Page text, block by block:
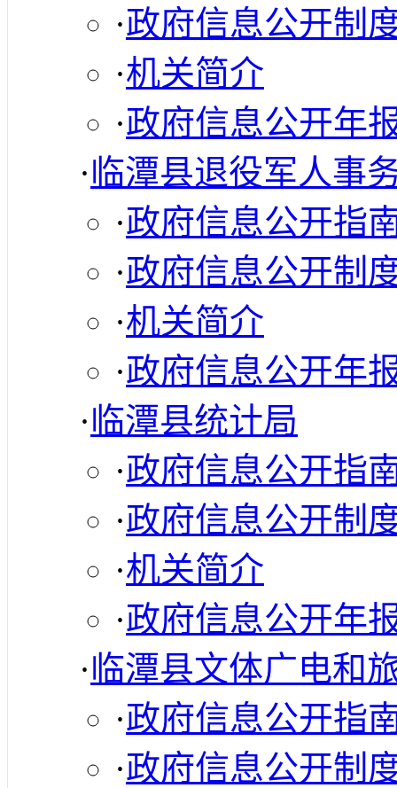
·政府信息公开制
·机关简介
·政府信息公开年
·临潭县退役军人事
·政府信息公开指
·政府信息公开制
·机关简介
·政府信息公开年
·临潭县统计局
·政府信息公开指
·政府信息公开制
·机关简介
·政府信息公开年
·临潭县文体广电和
·政府信息公开指
·政府信息公开制